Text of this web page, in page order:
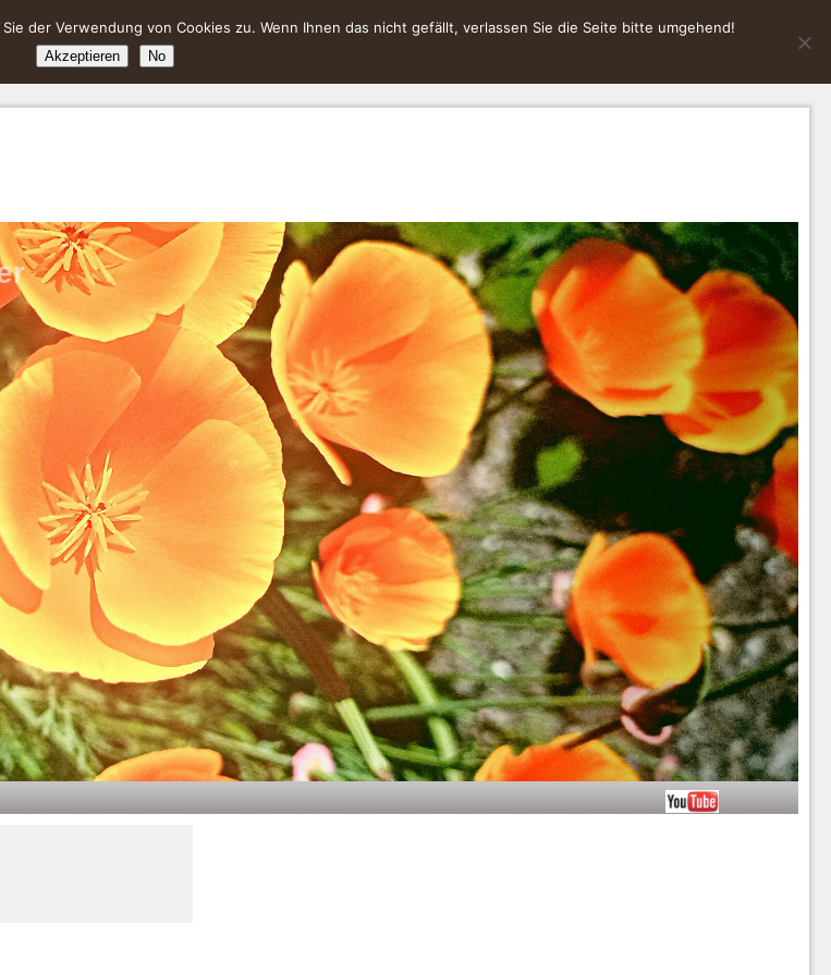
der Verwendung von Cookies zu. Wenn Ihnen das nicht gefällt, verlassen Sie die Seite bitte umgehend!
Akzeptieren No